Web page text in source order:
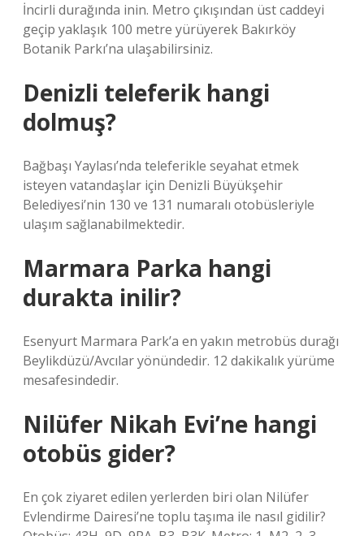
İncirli durağında inin. Metro çıkışından üst caddeyi
geçip yaklaşık 100 metre yürüyerek Bakırköy
Botanik Parkı’na ulaşabilirsiniz.
Denizli teleferik hangi
dolmuş?
Bağbaşı Yaylası’nda teleferikle seyahat etmek
isteyen vatandaşlar için Denizli Büyükşehir
Belediyesi’nin 130 ve 131 numaralı otobüsleriyle
ulaşım sağlanabilmektedir.
Marmara Parka hangi
durakta inilir?
Esenyurt Marmara Park’a en yakın metrobüs durağı
Beylikdüzü/Avcılar yönündedir. 12 dakikalık yürüme
mesafesindedir.
Nilüfer Nikah Evi’ne hangi
otobüs gider?
En çok ziyaret edilen yerlerden biri olan Nilüfer
Evlendirme Dairesi’ne toplu taşıma ile nasıl gidilir?